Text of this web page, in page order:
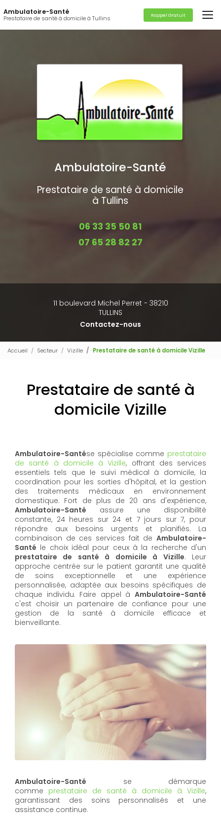
au
contenu
principal
Ambulatoire-Santé
Prestataire de santé à domicile à Tullins Rappel Gratuit
Ambulatoire-Santé
Prestataire de santé à domicile
à Tullins
06 33 35 50 81
07 65 28 82 27
11 boulevard Michel Perret - 38210
TULLINS
Contactez-nous
Accueil Secteur Vizille Prestataire de santé à domicile Vizille
Prestataire de santé à
domicile Vizille
Ambulatoire-Santése spécialise comme prestataire
de santé à domicile à Vizille, offrant des services
essentiels tels que le suivi médical à domicile, la
coordination pour les sorties d'hôpital, et la gestion
des traitements médicaux en environnement
domestique. Fort de plus de 20 ans d'expérience,
Ambulatoire-Santé assure une disponibilité
constante, 24 heures sur 24 et 7 jours sur 7, pour
répondre aux besoins urgents et planifiés. La
combinaison de ces services fait de Ambulatoire-
Santé le choix idéal pour ceux à la recherche d'un
prestataire de santé à domicile à Vizille. Leur
approche centrée sur le patient garantit une qualité
de soins exceptionnelle et une expérience
personnalisée, adaptée aux besoins spécifiques de
chaque individu. Faire appel à Ambulatoire-Santé
c'est choisir un partenaire de confiance pour une
gestion de la santé à domicile efficace et
bienveillante.
Ambulatoire-Santé se démarque
comme prestataire de santé à domicile à Vizille,
garantissant des soins personnalisés et une
assistance continue.